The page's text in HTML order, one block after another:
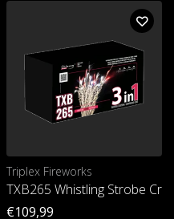
Triplex Fireworks
TXB265 Whistling Strobe
€109,99